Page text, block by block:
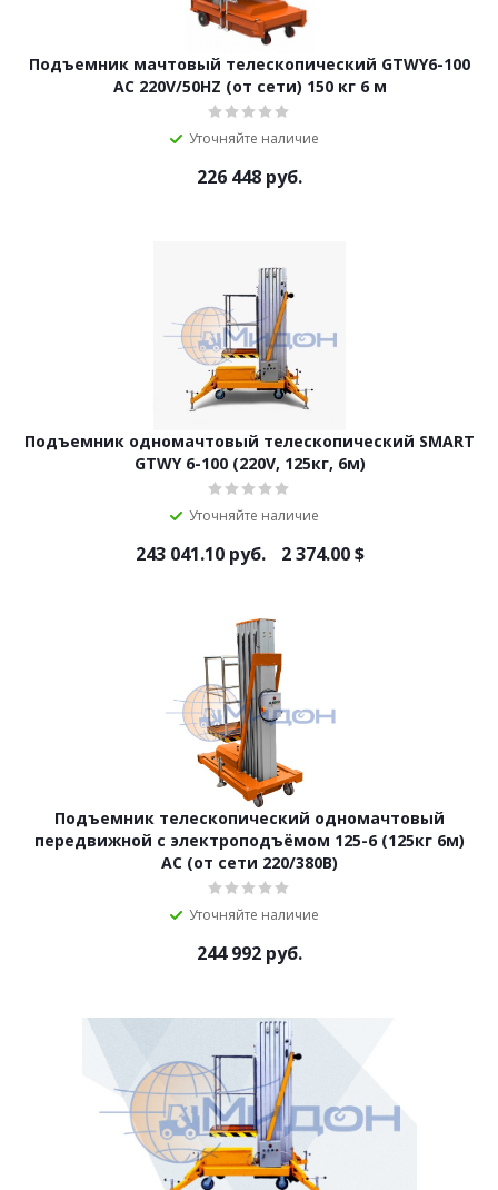
Подъемник мачтовый телескопический GTWY6-100
AC 220V/50HZ (от сети) 150 кг 6 м
Уточняйте наличие
226 448 руб.
Подъемник одномачтовый телескопический SMART
GTWY 6-100 (220V, 125кг, 6м)
Уточняйте наличие
243 041.10руб. 2 374.00$
Подъемник телескопический одномачтовый
передвижной с электроподъёмом 125-6 (125кг 6м)
AC (от сети 220/380В)
Уточняйте наличие
244 992 руб.